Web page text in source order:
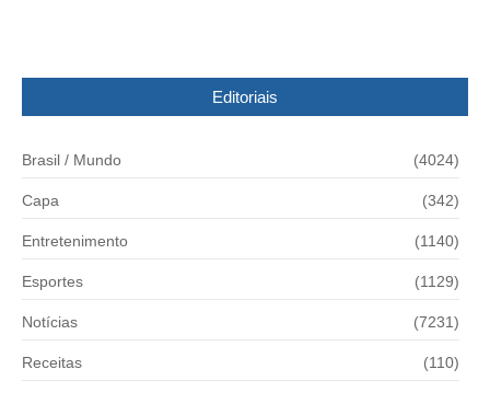
Editoriais
Brasil / Mundo (4024)
Capa (342)
Entretenimento (1140)
Esportes (1129)
Notícias (7231)
Receitas (110)